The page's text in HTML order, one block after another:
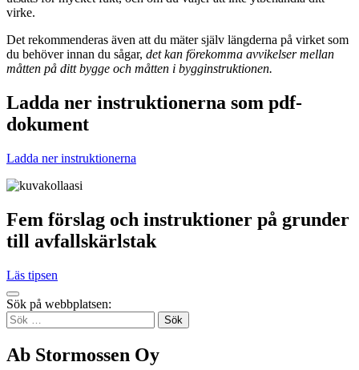
virke.
Det rekommenderas även att du mäter själv längderna på virket som
du behöver innan du sågar, det kan förekomma avvikelser mellan
måtten på ditt bygge och måtten i bygginstruktionen.
Ladda ner instruktionerna som pdf-
dokument
Ladda ner instruktionerna
Fem förslag och instruktioner på grunder
till avfallskärlstak
Läs tipsen
Tillbaka
up
Sök på webbplatsen:
Sök
efter:
Ab Stormossen Oy